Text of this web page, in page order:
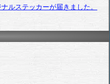
ルステッカーが届きました。